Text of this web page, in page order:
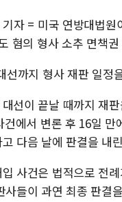
자 = 미국 연방대법
혐의 형사 소추 면책
선까지 형사 재판 일정
선이 끝날 때까지 재
건에서 변론 후 16일
다음 날에 판결을 내
사건은 법적으로 전
사들이 과연 최종 판결